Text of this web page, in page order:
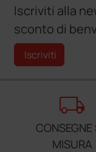
Iscriviti alla
sconto di
Iscriviti
local_shipping
CONSEGNE
MISURA